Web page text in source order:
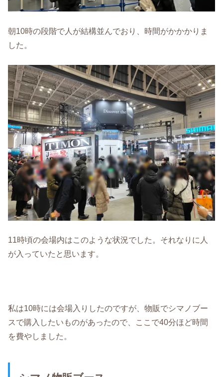
朝10時の段階で人が結構並んでおり、時間がかかかりま
した。
11時頃の会場内はこのような状況でした。それなりに人
が入っていたと思います。
私は10時には会場入りしたのですが、物販でシマノブー
スで購入したいものがあったので、ここで40分ほど時間
を費やしました。